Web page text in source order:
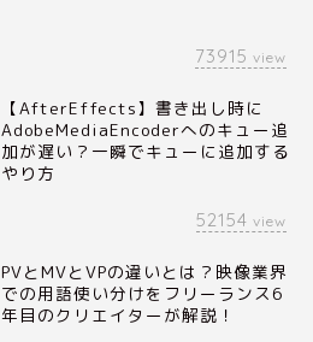
73915 view
【AfterEffects】書き出し時に
AdobeMediaEncoderへのキュー追
加が遅い？一瞬でキューに追加する
やり方
52154 view
PVとMVとVPの違いとは？映像業界
での用語使い分けをフリーランス6
年目のクリエイターが解説！